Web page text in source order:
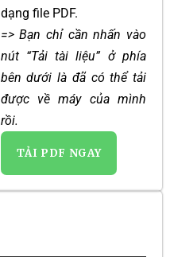
dạng file PDF.
=> Bạn chỉ cần nhấn vào
nút “Tải tài liệu” ở phía
bên dưới là đã có thể tải
được về máy của mình
rồi.
TẢI PDF NGAY